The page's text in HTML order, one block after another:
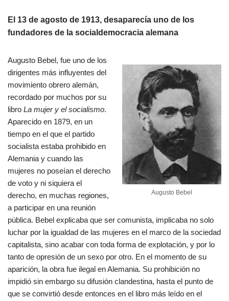
El 13 de agosto de 1913, desaparecía uno de los
fundadores de la socialdemocracia alemana
Augusto Bebel
Augusto Bebel, fue uno de los
dirigentes más influyentes del
movimiento obrero alemán,
recordado por muchos por su
libro La mujer y el socialismo.
Aparecido en 1879, en un
tiempo en el que el partido
socialista estaba prohibido en
Alemania y cuando las
mujeres no poseían el derecho
de voto y ni siquiera el
derecho, en muchas regiones,
a participar en una reunión
pública. Bebel explicaba que ser comunista, implicaba no solo
luchar por la igualdad de las mujeres en el marco de la sociedad
capitalista, sino acabar con toda forma de explotación, y por lo
tanto de opresión de un sexo por otro. En el momento de su
aparición, la obra fue ilegal en Alemania. Su prohibición no
impidió sin embargo su difusión clandestina, hasta el punto de
que se convirtió desde entonces en el libro más leído en el